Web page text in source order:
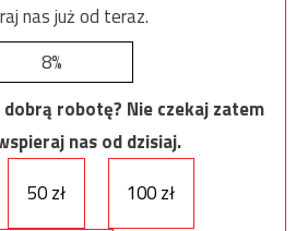
nas już od teraz.
8%
robotę? Nie czekaj zatem
nas od dzisiaj.
50 zł 100 zł